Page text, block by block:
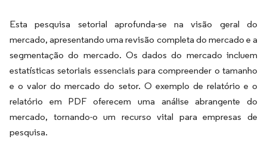
Esta pesquisa setorial aprofunda-se na visão geral do
mercado, apresentando uma revisão completa do mercado e a
segmentação do mercado. Os dados do mercado incluem
estatísticas setoriais essenciais para compreender o tamanho
e o valor do mercado do setor. O exemplo de relatório e o
relatório em PDF oferecem uma análise abrangente do
mercado, tornando-o um recurso vital para empresas de
pesquisa.